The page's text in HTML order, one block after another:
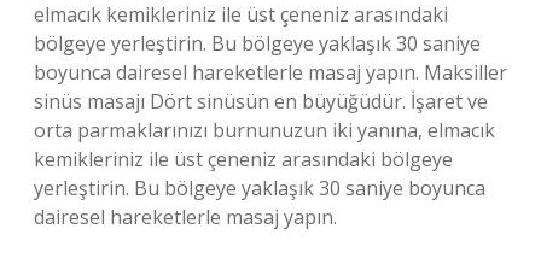
elmacık kemikleriniz ile üst çeneniz arasındaki
bölgeye yerleştirin. Bu bölgeye yaklaşık 30 saniye
boyunca dairesel hareketlerle masaj yapın. Maksiller
sinüs masajı Dört sinüsün en büyüğüdür. İşaret ve
orta parmaklarınızı burnunuzun iki yanına, elmacık
kemikleriniz ile üst çeneniz arasındaki bölgeye
yerleştirin. Bu bölgeye yaklaşık 30 saniye boyunca
dairesel hareketlerle masaj yapın.